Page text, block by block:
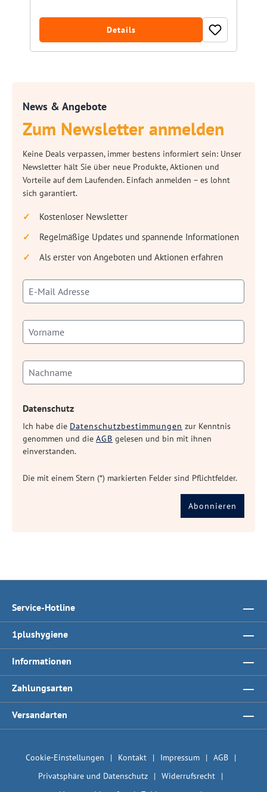
Details
News & Angebote
Zum Newsletter anmelden
Keine Deals verpassen, immer bestens informiert sein: Unser
Newsletter hält Sie über neue Produkte, Aktionen und
Vorteile auf dem Laufenden. Einfach anmelden – es lohnt
sich garantiert.
Kostenloser Newsletter
Regelmäßige Updates und spannende Informationen
Als erster von Angeboten und Aktionen erfahren
Datenschutz
Ich habe die Datenschutzbestimmungen zur Kenntnis
genommen und die AGB gelesen und bin mit ihnen
einverstanden.
Die mit einem Stern (*) markierten Felder sind Pflichtfelder.
Abonnieren
Service-Hotline
1plushygiene
Informationen
Zahlungsarten
Versandarten
Cookie-Einstellungen Kontakt Impressum
AGB
Privatsphäre und Datenschutz
Widerrufsrecht